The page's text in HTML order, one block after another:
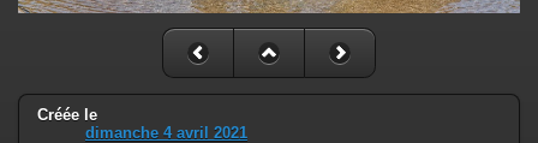
Créée le
dimanche 4 avril 2021